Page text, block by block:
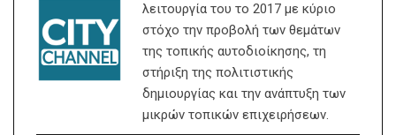
λειτουργία του το 2017 με κύριο
στόχο την προβολή των θεμάτων
της τοπικής αυτοδιοίκησης, τη
στήριξη της πολιτιστικής
δημιουργίας και την ανάπτυξη των
μικρών τοπικών επιχειρήσεων.